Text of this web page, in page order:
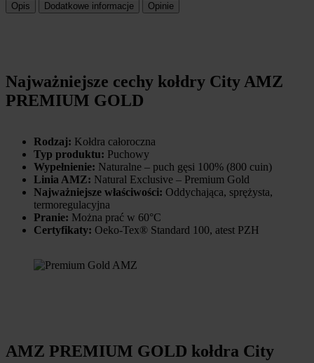
Opis Dodatkowe informacje Opinie
Najważniejsze cechy kołdry City AMZ
PREMIUM GOLD
Rodzaj: Kołdra całoroczna
Typ produktu: Puchowy
Wypełnienie: Naturalne – puch gęsi 100% (800 cuin)
Linia AMZ: Natural Exclusive – Premium Gold
Najważniejsze właściwości: Oddychająca, sprężysta,
termoregulacyjna
Pranie: Można prać w 60°C
Certyfikaty: Oeko-Tex® Standard 100, atest PZH
AMZ PREMIUM GOLD kołdra City